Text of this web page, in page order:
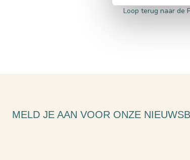
Loop terug naar de
MELD JE AAN VOOR ONZE